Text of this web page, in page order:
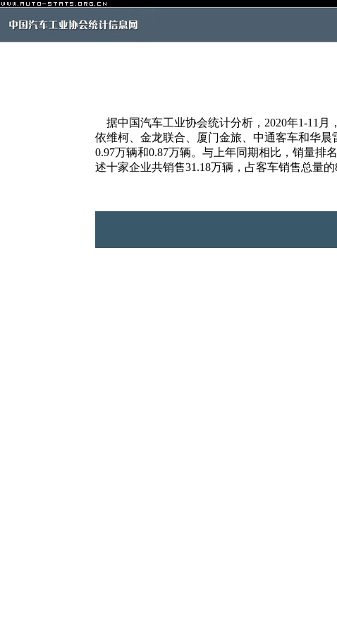
据中国汽车工业协会统计分析，2020年1-11月
依维柯、金龙联合、厦门金旅、中通客车和华晨
0.97万辆和0.87万辆。与上年同期相比，销量排
述十家企业共销售31.18万辆，占客车销售总量的